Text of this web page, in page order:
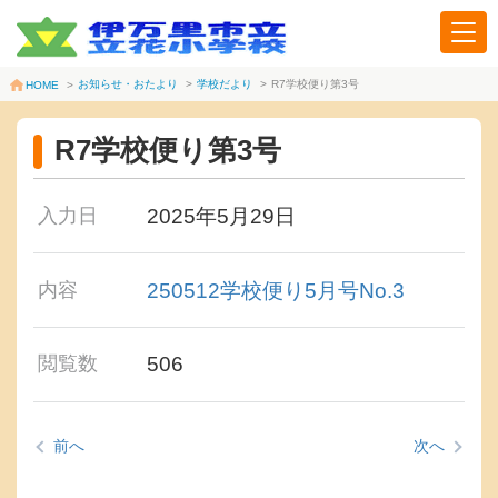
HOME > お知らせ・おたより > 学校だより > R7学校便り第3号
R7学校便り第3号
入力日 2025年5月29日
内容 250512学校便り5月号No.3
閲覧数 506
前へ 次へ